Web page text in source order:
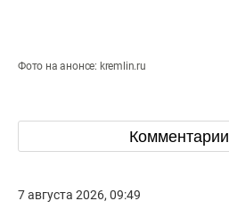
Фото на анонсе: kremlin.ru
Комментарии
7 августа 2026, 09:49